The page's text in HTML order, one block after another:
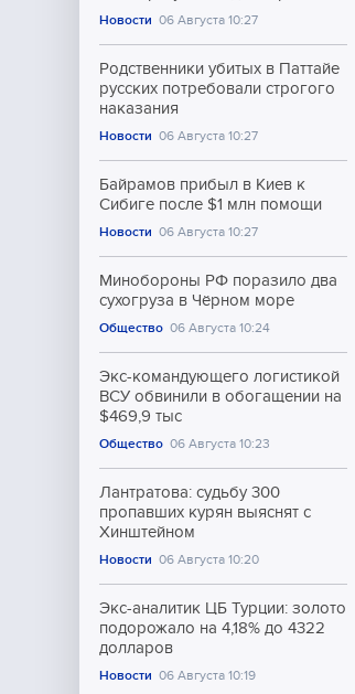
Новости 06 Августа 10:27
Родственники убитых в Паттайе
русских потребовали строгого
наказания
Новости 06 Августа 10:27
Байрамов прибыл в Киев к
Сибиге после $1 млн помощи
Новости 06 Августа 10:27
Минобороны РФ поразило два
сухогруза в Чёрном море
Общество 06 Августа 10:24
Экс-командующего логистикой
ВСУ обвинили в обогащении на
$469,9 тыс
Общество 06 Августа 10:23
Лантратова: судьбу 300
пропавших курян выяснят с
Хинштейном
Новости 06 Августа 10:20
Экс-аналитик ЦБ Турции: золото
подорожало на 4,18% до 4322
долларов
Новости 06 Августа 10:19